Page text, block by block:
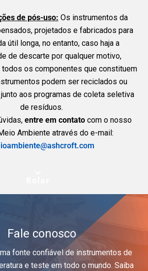
de pós-uso: Os instrumentos da
projetados e fabricados para
útil longa, no entanto, caso haja a
de descarte por qualquer motivo,
os componentes que constituem
podem ser reciclados ou
aos programas de coleta seletiva
de resíduos.
entre em contatocom o nosso
Ambiente através do e-mail:
Fale conosco
fonte confiável de instrumentos de
e teste em todo o mundo. Saiba